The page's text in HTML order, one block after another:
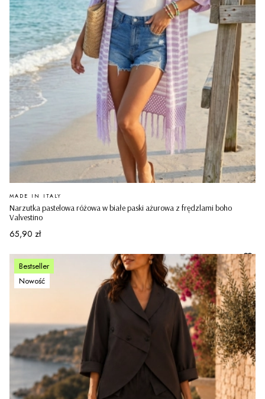
Narzutka pastelowa różowa w białe paski ażurowa z frędzlami boho
Valvestino
PRODUCENT
MADE IN ITALY
Cena
65,90 zł
Bestseller
Nowość